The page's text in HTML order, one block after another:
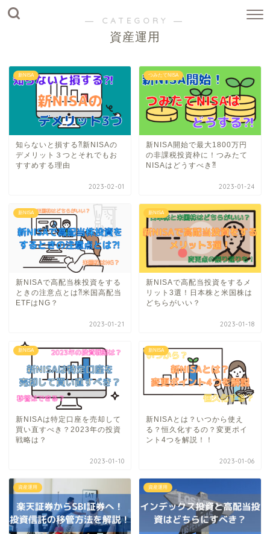
― CATEGORY ―
資産運用
新NISA
知らないと損する⁈新NISAの
デメリット３つとそれでもお
すすめする理由
2023-02-01
つみたてNISA
新NISA開始で最大1800万円
の非課税投資枠に！つみたて
NISAはどうすべき⁈
2023-01-24
新NISA
新NISAで高配当株投資をする
ときの注意点とは⁈米国高配当
ETFはNG？
2023-01-21
新NISA
新NISAで高配当投資をするメ
リット3選！日本株と米国株は
どちらがいい？
2023-01-18
新NISA
新NISAは特定口座を売却して
買い直すべき？2023年の投資
戦略は？
2023-01-10
新NISA
新NISAとは？いつから使え
る？恒久化するの？変更ポイ
ント4つを解説！！
2023-01-06
資産運用 資産運用